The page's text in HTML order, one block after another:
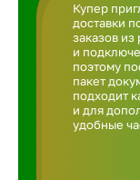
Купер
доставки
заказов
и
поэтому
пакет
подходит
и для
удобные